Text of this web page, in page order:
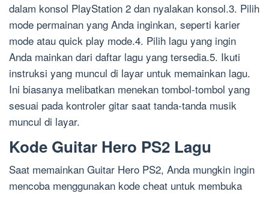
dalam konsol PlayStation 2 dan nyalakan konsol.3. Pilih
mode permainan yang Anda inginkan, seperti karier
mode atau quick play mode.4. Pilih lagu yang ingin
Anda mainkan dari daftar lagu yang tersedia.5. Ikuti
instruksi yang muncul di layar untuk memainkan lagu.
Ini biasanya melibatkan menekan tombol-tombol yang
sesuai pada kontroler gitar saat tanda-tanda musik
muncul di layar.
Kode Guitar Hero PS2 Lagu
Saat memainkan Guitar Hero PS2, Anda mungkin ingin
mencoba menggunakan kode cheat untuk membuka